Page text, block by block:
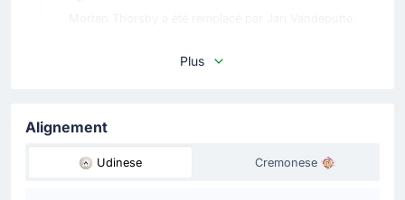
Changement de joueur
Michele Collocolo pour l'équipe de US Cremonese.
Plus
Alignement
Udinese Cremonese